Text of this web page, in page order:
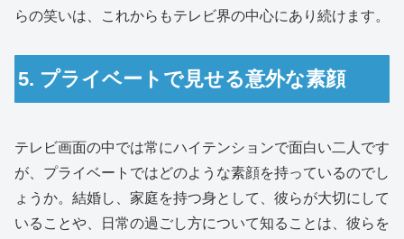
らの笑いは、これからもテレビ界の中心にあり続けます。
5. プライベートで見せる意外な素顔
テレビ画面の中では常にハイテンションで面白い二人です
が、プライベートではどのような素顔を持っているのでし
ょうか。結婚し、家庭を持つ身として、彼らが大切にして
いることや、日常の過ごし方について知ることは、彼らを